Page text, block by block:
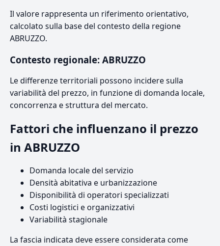
Il valore rappresenta un riferimento orientativo,
calcolato sulla base del contesto della regione
ABRUZZO.
Contesto regionale: ABRUZZO
Le differenze territoriali possono incidere sulla
variabilità del prezzo, in funzione di domanda locale,
concorrenza e struttura del mercato.
Fattori che influenzano il prezzo
in ABRUZZO
Domanda locale del servizio
Densità abitativa e urbanizzazione
Disponibilità di operatori specializzati
Costi logistici e organizzativi
Variabilità stagionale
La fascia indicata deve essere considerata come